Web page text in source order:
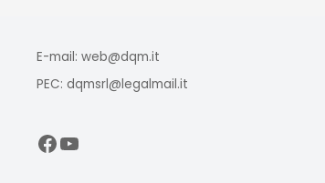
E-mail: web@dqm.it
PEC: dqmsrl@legalmail.it
Facebook
YouTube